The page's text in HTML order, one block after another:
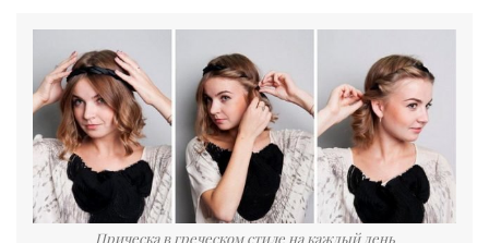
Прическа в греческом стиле на каждый день